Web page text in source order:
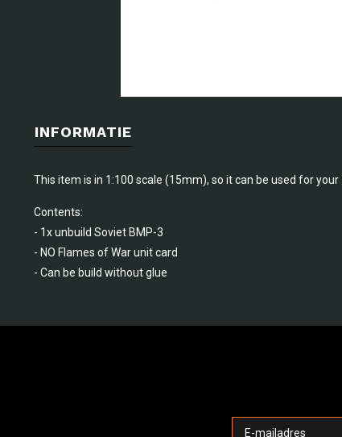
INFORMATIE
This item is in 1:100 scale (15mm), so it can be used for your
Contents:
- 1x unbuild Soviet BMP-3
- NO Flames of War unit card
- Can be build without glue